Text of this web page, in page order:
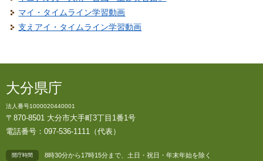
マイ・タイムライン学習動画
支えアイ・タイムライン学習動画
大分県庁
法人番号1000020440001
〒870-8501 大分市大手町3丁目1番1号
電話番号：097-536-1111（代表）
開庁時間 8時30分から17時15分まで、土日・祝日・年末年始を除く